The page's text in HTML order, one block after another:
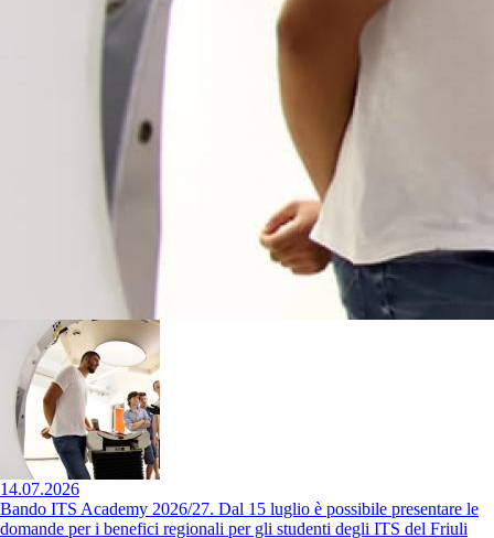
14.07.2026
Bando ITS Academy 2026/27. Dal 15 luglio è possibile presentare le
domande per i benefici regionali per gli studenti degli ITS del Friuli